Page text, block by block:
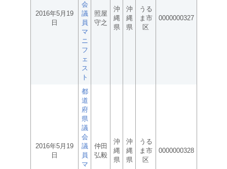
2016年5月19
日
会
議
員
マ
ニ
フ
ェ
ス
ト
照屋
守之
沖
縄
県
沖
縄
県
うる
ま市
区
0000000327
2016年5月19
日
都
道
府
県
議
会
議
員
マ
仲田
弘毅
沖
縄
県
沖
縄
県
うる
ま市
区
0000000328